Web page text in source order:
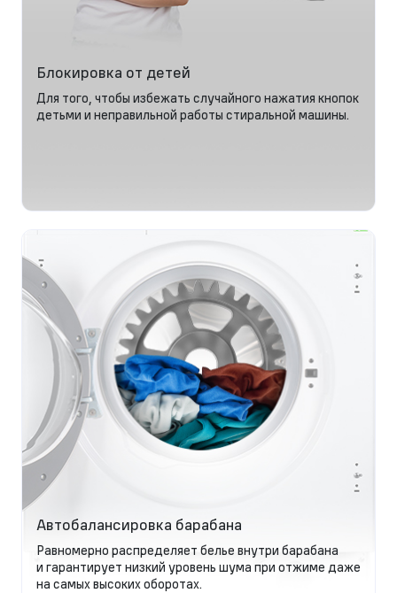
Блокировка от детей
Для того, чтобы избежать случайного нажатия кнопок
детьми и неправильной работы стиральной машины.
Автобалансировка барабана
Равномерно распределяет белье внутри барабана
и гарантирует низкий уровень шума при отжиме даже
на самых высоких оборотах.